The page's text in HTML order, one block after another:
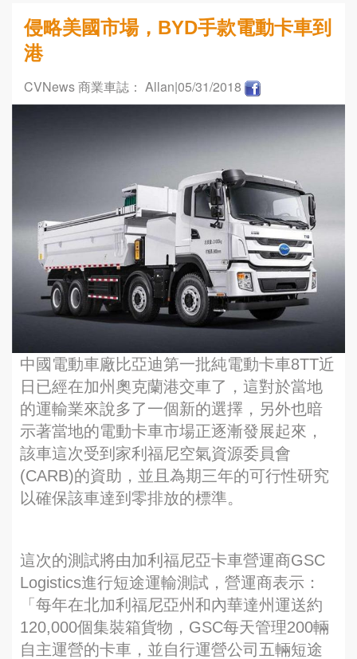
侵略美國市場，BYD手款電動卡車到
港
CVNews 商業車誌： Allan|05/31/2018
中國電動車廠比亞迪第一批純電動卡車8TT近
日已經在加州奧克蘭港交車了，這對於當地
的運輸業來說多了一個新的選擇，另外也暗
示著當地的電動卡車市場正逐漸發展起來，
該車這次受到家利福尼空氣資源委員會
(CARB)的資助，並且為期三年的可行性研究
以確保該車達到零排放的標準。
這次的測試將由加利福尼亞卡車營運商GSC
Logistics進行短途運輸測試，營運商表示：
「每年在北加利福尼亞州和內華達州運送約
120,000個集裝箱貨物，GSC每天管理200輛
自主運營的卡車，並自行運營公司五輛短途